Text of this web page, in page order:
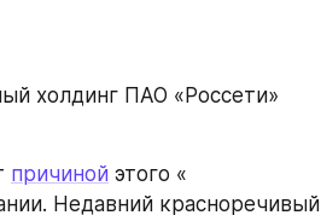
холдинг ПАО «Россети»
причиной этого «
Недавний красноречивый